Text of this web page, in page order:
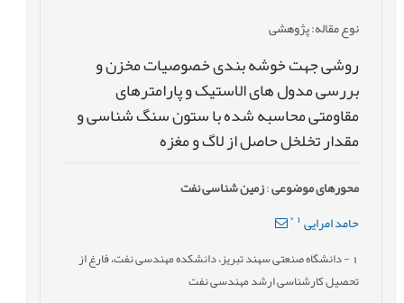
نوع مقاله: پژوهشی
روشی جهت خوشه بندی خصوصیات مخزن و
بررسی مدول های الاستیک و پارامترهای
مقاومتی محاسبه شده با ستون سنگ شناسی و
مقدار تخلخل حاصل از لاگ و مغزه
محورهای موضوعی:زمین شناسی نفت
حامد امرایی *
- دانشگاه صنعتی سهند تبریز، دانشکده مهندسی نفت، فارغ از
تحصیل کارشناسی ارشد مهندسی نفت